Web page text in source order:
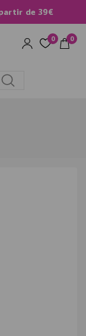
de 39€
0 0
Recherche